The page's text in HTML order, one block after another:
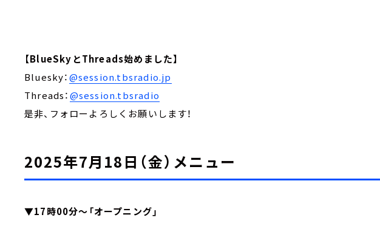
【BlueSkyとThreads始めました】
Bluesky：@session.tbsradio.jp
Threads：@session.tbsradio
是非、フォローよろしくお願いします！
2025年7月18日（金）メニュー
▼17時00分～「オープニング」